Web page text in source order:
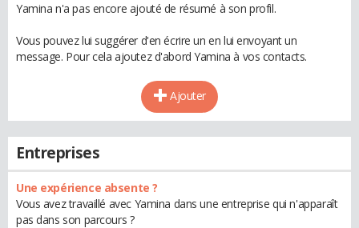
Yamina n'a pas encore ajouté de résumé à son profil.
Vous pouvez lui suggérer d'en écrire un en lui envoyant un
message. Pour cela ajoutez d'abord Yamina à vos contacts.
Ajouter
Entreprises
Une expérience absente ?
Vous avez travaillé avec Yamina dans une entreprise qui n'apparaît
pas dans son parcours ?